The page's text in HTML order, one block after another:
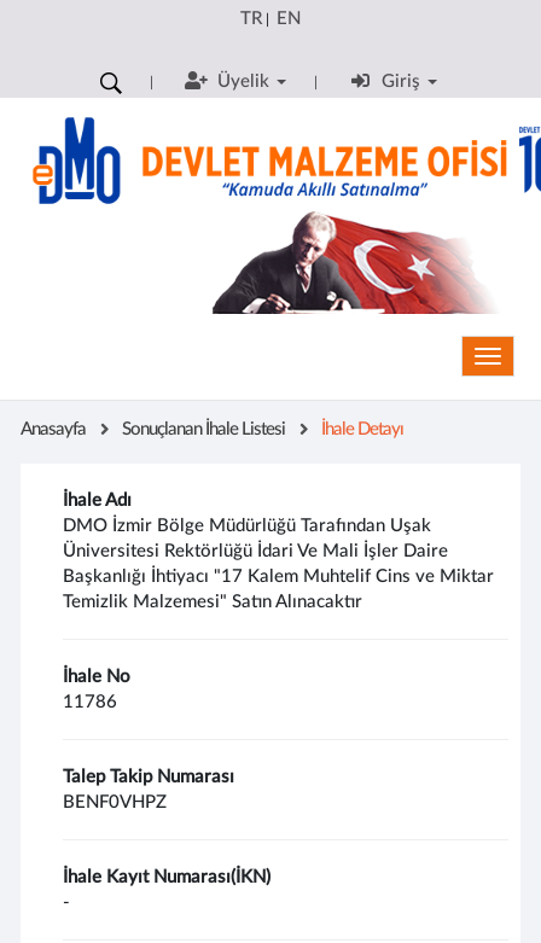
TR| EN
Üyelik Giriş
Anasayfa Sonuçlanan İhale Listesi İhale Detayı
İhale Adı
DMO İzmir Bölge Müdürlüğü Tarafından Uşak
Üniversitesi Rektörlüğü İdari Ve Mali İşler Daire
Başkanlığı İhtiyacı "17 Kalem Muhtelif Cins ve Miktar
Temizlik Malzemesi" Satın Alınacaktır
İhale No
11786
Talep Takip Numarası
BENF0VHPZ
İhale Kayıt Numarası(İKN)
-